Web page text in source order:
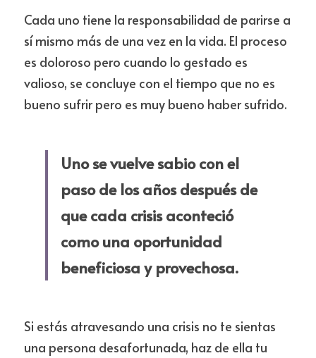
Cada uno tiene la responsabilidad de parirse a
sí mismo más de una vez en la vida. El proceso
es doloroso pero cuando lo gestado es
valioso, se concluye con el tiempo que no es
bueno sufrir pero es muy bueno haber sufrido.
Uno se vuelve sabio con el
paso de los años después de
que cada crisis aconteció
como una oportunidad
beneficiosa y provechosa.​
Si estás atravesando una crisis no te sientas
una persona desafortunada, haz de ella tu